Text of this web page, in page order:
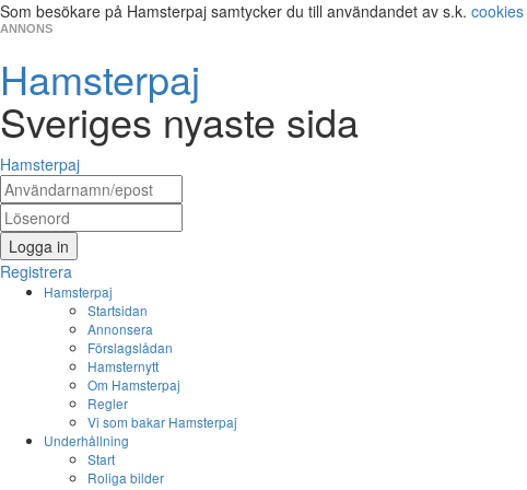
Som besökare på Hamsterpaj samtycker du till användandet av s.k. cookies
ANNONS
Hamsterpaj
Sveriges nyaste sida
Hamsterpaj
Logga in
Registrera
Hamsterpaj
Startsidan
Annonsera
Förslagslådan
Hamsternytt
Om Hamsterpaj
Regler
Vi som bakar Hamsterpaj
Underhållning
Start
Roliga bilder